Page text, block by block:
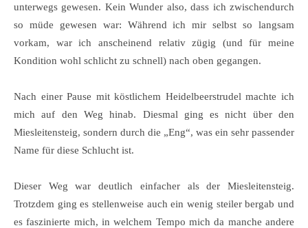
unterwegs gewesen. Kein Wunder also, dass ich zwischendurch
so müde gewesen war: Während ich mir selbst so langsam
vorkam, war ich anscheinend relativ zügig (und für meine
Kondition wohl schlicht zu schnell) nach oben gegangen.
Nach einer Pause mit köstlichem Heidelbeerstrudel machte ich
mich auf den Weg hinab. Diesmal ging es nicht über den
Miesleitensteig, sondern durch die „Eng“, was ein sehr passender
Name für diese Schlucht ist.
Dieser Weg war deutlich einfacher als der Miesleitensteig.
Trotzdem ging es stellenweise auch ein wenig steiler bergab und
es faszinierte mich, in welchem Tempo mich da manche andere